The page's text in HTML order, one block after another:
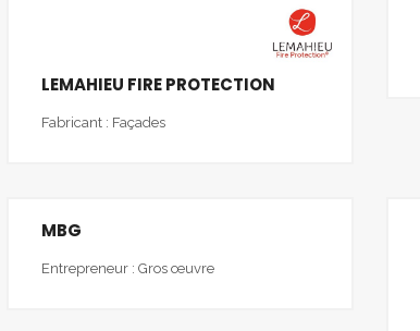
LEMAHIEU FIRE PROTECTION
Fabricant : Façades
MBG
Entrepreneur : Gros œuvre